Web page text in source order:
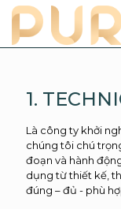
1.
Là công ty khởi
chúng tôi chú
đoạn và hành
dụng từ thiết kế,
đúng – đủ - phù